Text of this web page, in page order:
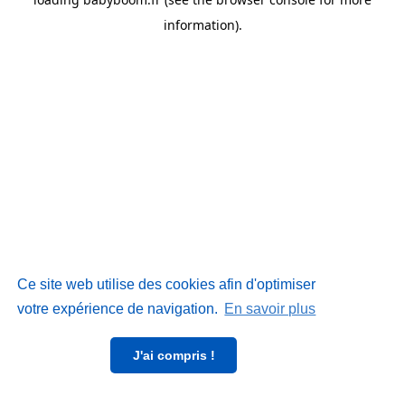
Ce site web utilise des cookies afin d'optimiser
votre expérience de navigation. En savoir plus
J'ai compris !
information).